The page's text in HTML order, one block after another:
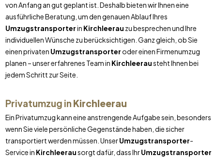
von Anfang an gut geplant ist. Deshalb bieten wir Ihnen eine
ausführliche Beratung, um den genauen Ablauf Ihres
Umzugstransporterin Kirchleerau zu besprechen und Ihre
individuellen Wünsche zu berücksichtigen. Ganz gleich, ob Sie
einen privaten Umzugstransporteroder einen Firmenumzug
planen – unser erfahrenes Team in Kirchleerausteht Ihnen bei
jedem Schritt zur Seite.
Privatumzug in Kirchleerau
Ein Privatumzug kann eine anstrengende Aufgabe sein, besonders
wenn Sie viele persönliche Gegenstände haben, die sicher
transportiert werden müssen. UnserUmzugstransporter-
Service in Kirchleerausorgt dafür, dass IhrUmzugstransporter